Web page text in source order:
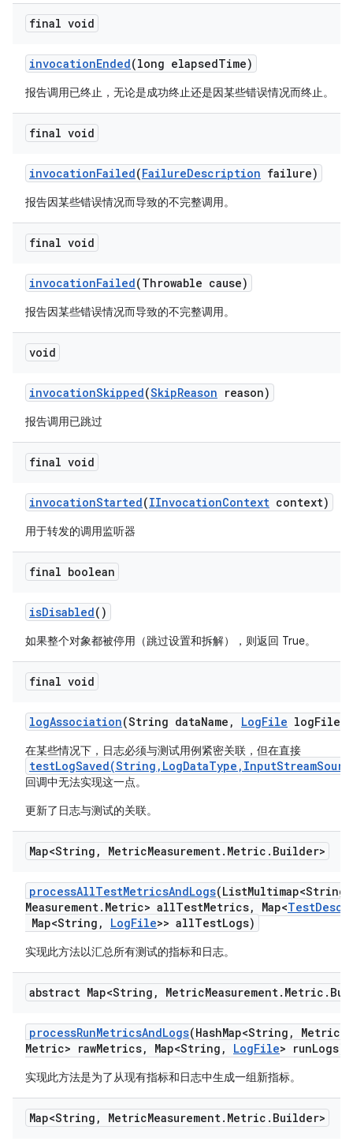
final void
invocationEnded(long elapsedTime)
报告调用已终止，无论是成功终止还是因某些错误情况而终止。
final void
invocationFailed(FailureDescription failure)
报告因某些错误情况而导致的不完整调用。
final void
invocationFailed(Throwable cause)
报告因某些错误情况而导致的不完整调用。
void
invocationSkipped(SkipReason reason)
报告调用已跳过
final void
invocationStarted(IInvocationContext context)
用于转发的调用监听器
final boolean
isDisabled()
如果整个对象都被停用（跳过设置和拆解），则返回 True。
final void
logAssociation(String dataName , LogFile logFile)
在某些情况下，日志必须与测试用例紧密关联，但在直接
回调中无法实现这一点。
更新了日志与测试的关联。
Map<String , MetricMeasurement. Metric . Builder>
processAllTestMetricsAndLogs(ListMultimap<String
Measurement. Metric> allTestMetrics, Map<Test
Map<String , LogFile>> allTestLogs)
实现此方法以汇总所有测试的指标和日志。
abstract Map<String , MetricMeasurement. Metric .
processRunMetricsAndLogs(HashMap<String , Metric
Metric> rawMetrics, Map<String , LogFile> runLogs)
实现此方法是为了从现有指标和日志中生成一组新指标。
Map<String , MetricMeasurement. Metric . Builder>